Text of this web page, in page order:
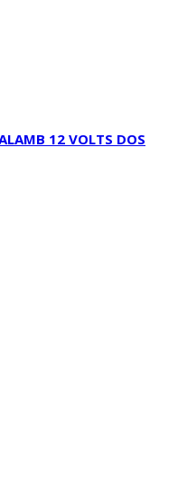
12 VOLTS DOS